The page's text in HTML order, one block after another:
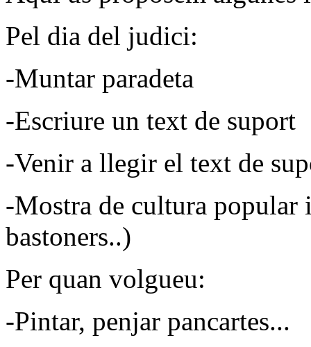
Pel dia del judici:
-Muntar paradeta
-Escriure un text de suport
-Venir a llegir el text de
-Mostra de cultura popular
bastoners..)
Per quan volgueu:
-Pintar, penjar pancartes...